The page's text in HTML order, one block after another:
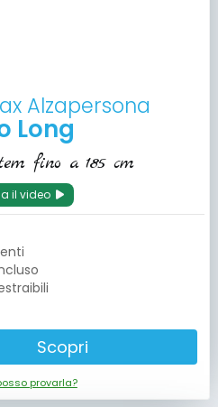
Alzapersona
Long
fino a 185 cm
il video
Scopri
provarla?